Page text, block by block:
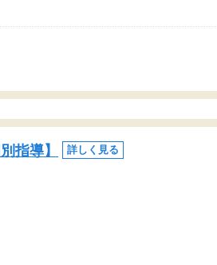
指導】 詳しく見る